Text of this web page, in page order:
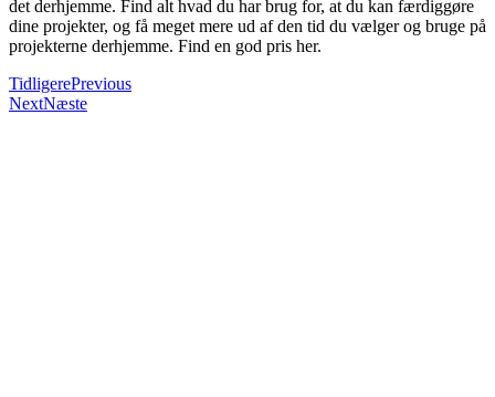
det derhjemme. Find alt hvad du har brug for, at du kan færdiggøre
dine projekter, og få meget mere ud af den tid du vælger og bruge på
projekterne derhjemme. Find en god pris her.
TidligerePrevious
NextNæste